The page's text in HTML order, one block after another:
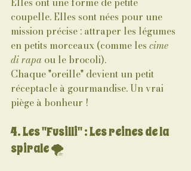
coupelle. Elles sont nées pour une
mission précise : attraper les légumes
en petits morceaux (comme les cime
di rapa ou le brocoli).
Chaque "oreille" devient un petit
réceptacle à gourmandise. Un vrai
piège à bonheur !
4. Les "Fusilli" : Les reines de la
spirale 🌪